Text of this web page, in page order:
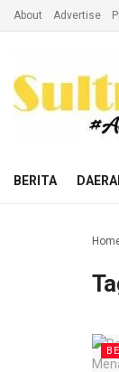
About Advertise
BERITA